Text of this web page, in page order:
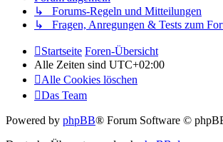
↳ Forums-Regeln und Mitteilungen
↳ Fragen, Anregungen & Tests zum
Startseite Foren-Übersicht
Alle Zeiten sind UTC+02:00
Alle Cookies löschen
Das Team
Powered by phpBB® Forum Software ©